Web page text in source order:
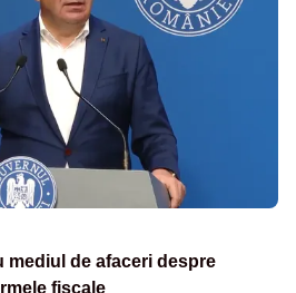
mediul de afaceri despre
fiscale